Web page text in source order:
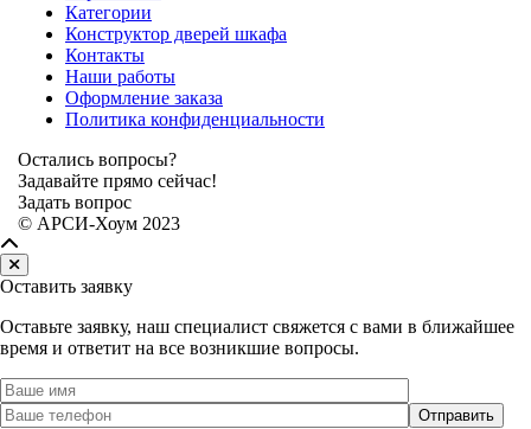
Категории
Конструктор дверей шкафа
Контакты
Наши работы
Оформление заказа
Политика конфиденциальности
Остались вопросы?
Задавайте прямо сейчас!
Задать вопрос
© АРСИ-Хоум 2023
Оставить заявку
Оставьте заявку, наш специалист свяжется с вами в ближайшее
время и ответит на все возникшие вопросы.